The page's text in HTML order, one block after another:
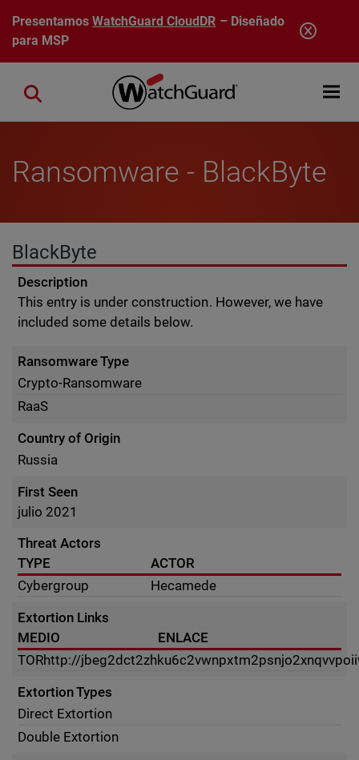
Pasar al contenido principal
PresentamosWatchGuard CloudDR – Diseñado
para MSP
Open
Close search
Ransomware - BlackByte
BlackByte
Description
This entry is under construction. However, we have
included some details below.
Ransomware Type
Crypto-Ransomware
RaaS
Country of Origin
Russia
First Seen
julio 2021
Threat Actors
TYPE
ACTOR
Cybergroup
Hecamede
Extortion Links
MEDIO
ENLACE
TORhttp://
Extortion Types
Direct Extortion
Double Extortion